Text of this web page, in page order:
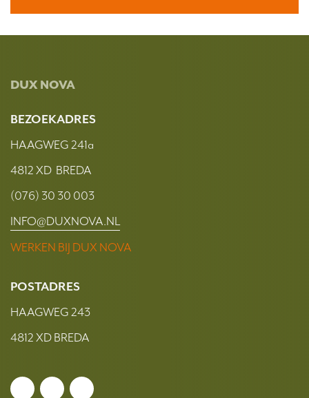
DUX NOVA
BEZOEKADRES
HAAGWEG 241a
4812 XD BREDA
(076) 30 30 003
INFO@DUXNOVA.NL
WERKEN BIJ DUX NOVA
POSTADRES
HAAGWEG 243
4812 XD BREDA